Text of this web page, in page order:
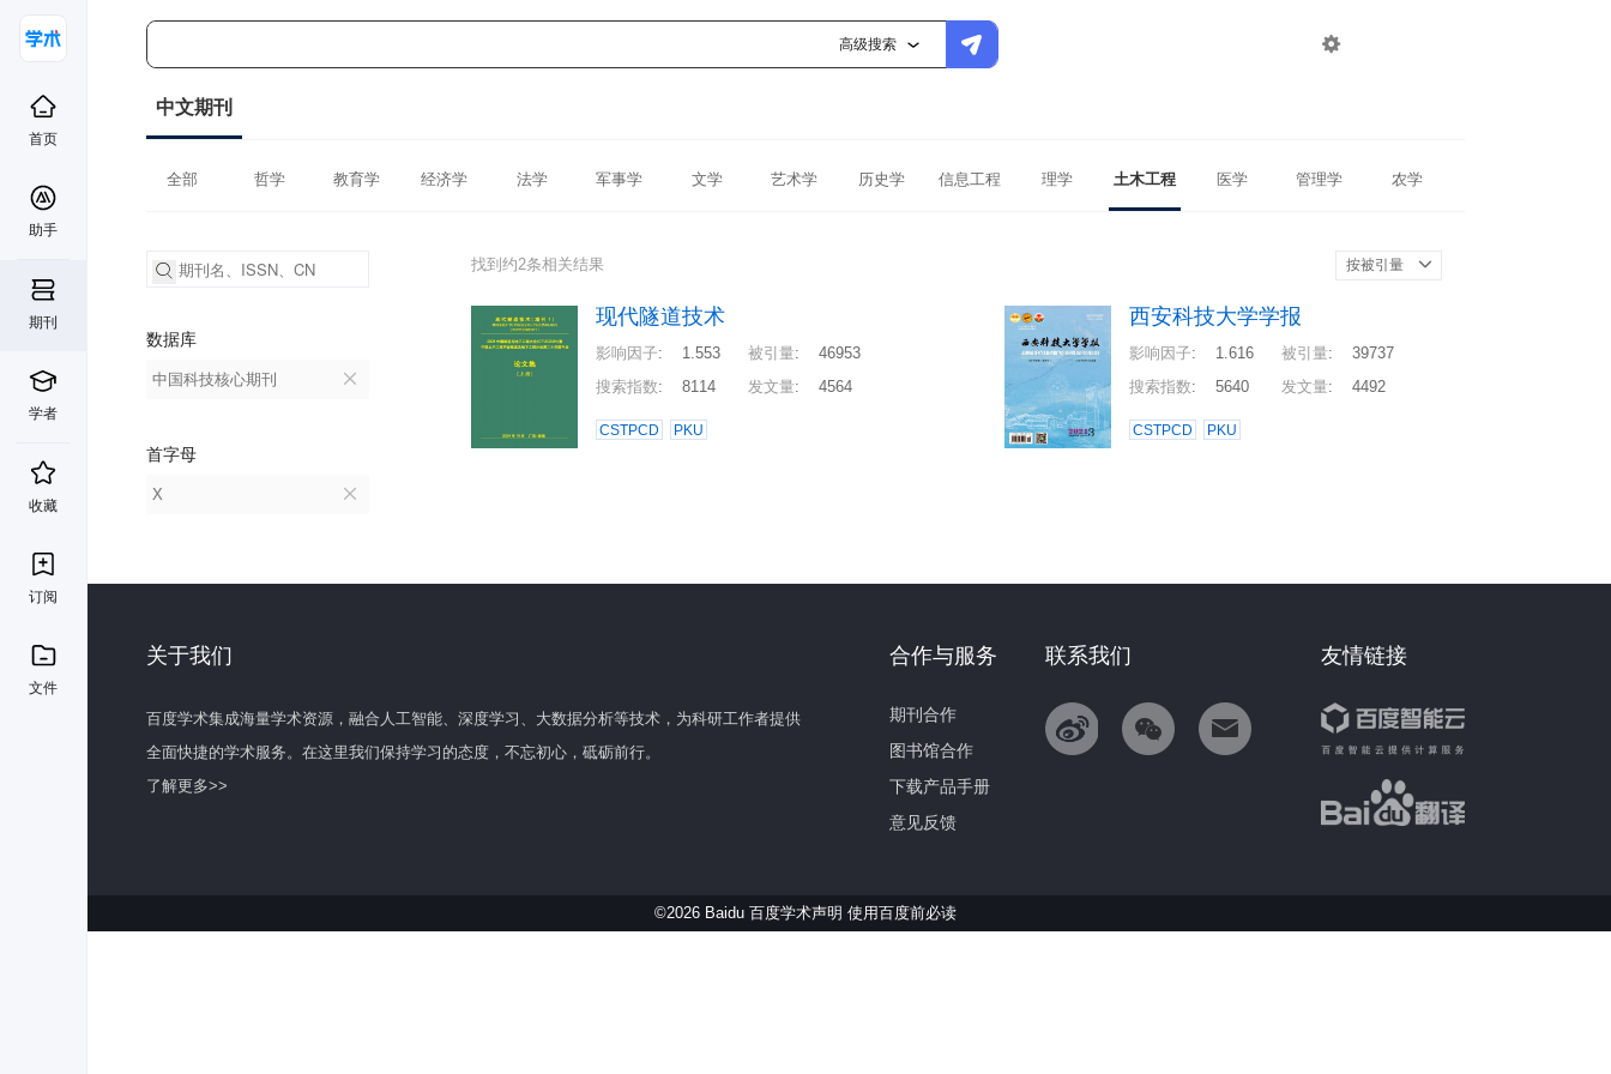
高级搜索 
首页
助手
期刊
学者
收藏
订阅
文件
中文期刊
全部 哲学 教育学 经济学 法学 军事学 文学 艺术学 历史学 信息工程 理学 土木工程 医学 管理学 农学
数据库
中国科技核心期刊
首字母
X
找到约2条相关结果 按被引量
现代隧道技术
影响因子: 1.553 被引量:
46953
搜索指数: 8114 发文量: 4564
CSTPCD PKU
西安科技大学学报
影响因子: 1.616 被引量:
39737
搜索指数: 5640 发文量: 4492
CSTPCD PKU
关于我们
百度学术集成海量学术资源，融合人工智能、深度学习、大数据分析等技术，为科研工作者提供
全面快捷的学术服务。在这里我们保持学习的态度，不忘初心，砥砺前行。
了解更多>>
友情链接
联系我们
合作与服务
期刊合作
图书馆合作
下载产品手册
意见反馈
©2026 Baidu 百度学术声明 使用百度前必读